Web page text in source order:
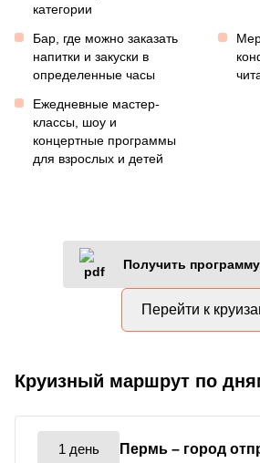
категории
Бар, где можно заказать
напитки и закуски в
определенные часы
Ежедневные мастер-
классы, шоу и
концертные программы
для взрослых и детей
Получить
Перейти к
Круизный маршрут по
1 день Пермь – город